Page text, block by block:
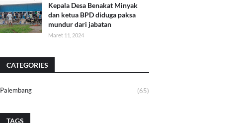
Kepala Desa Benakat Minyak
dan ketua BPD diduga paksa
mundur dari jabatan
Maret 11, 2024
CATEGORIES
Palembang (65)
TAGS